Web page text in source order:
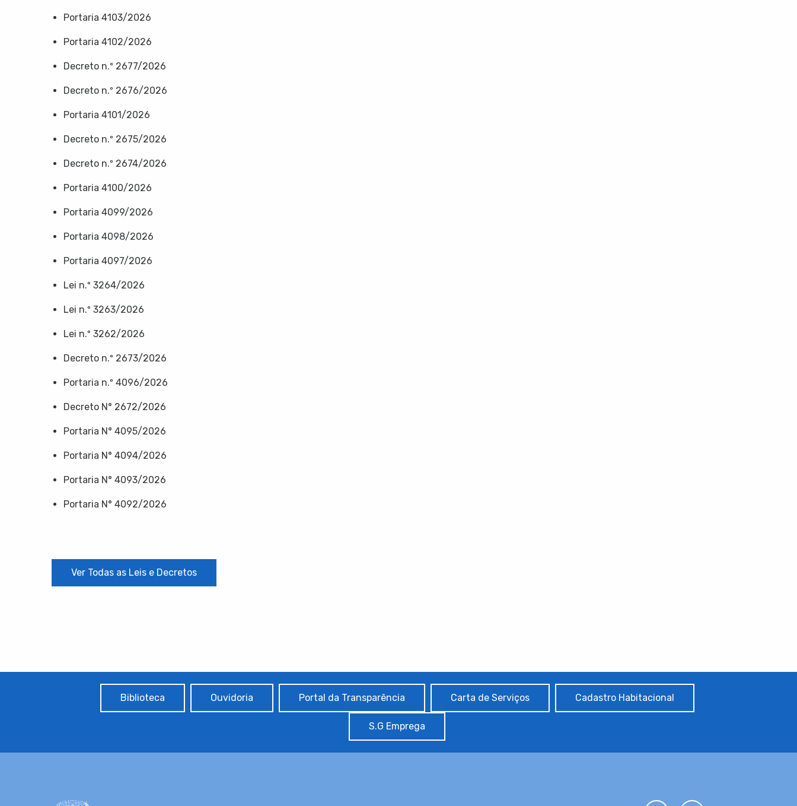
Portaria 4103/2026
Portaria 4102/2026
Decreto n.º 2677/2026
Decreto n.º 2676/2026
Portaria 4101/2026
Decreto n.º 2675/2026
Decreto n.º 2674/2026
Portaria 4100/2026
Portaria 4099/2026
Portaria 4098/2026
Portaria 4097/2026
Lei n.º 3264/2026
Lei n.º 3263/2026
Lei n.º 3262/2026
Decreto n.º 2673/2026
Portaria n.º 4096/2026
Decreto N° 2672/2026
Portaria N° 4095/2026
Portaria N° 4094/2026
Portaria N° 4093/2026
Portaria N° 4092/2026
Ver Todas as Leis e Decretos
Biblioteca Ouvidoria Portal da Transparência Carta de Serviços Cadastro Habitacional
S.G Emprega